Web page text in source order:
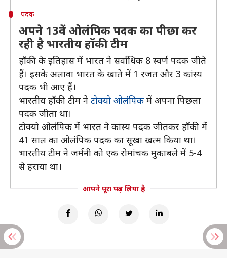
पदक
अपने 13वें ओलंपिक पदक का पीछा कर
रही है भारतीय हॉकी टीम
हॉकी के इतिहास में भारत ने सर्वाधिक 8 स्वर्ण पदक जीते
हैं। इसके अलावा भारत के खाते में 1 रजत और 3 कांस्य
पदक भी आए हैं।
भारतीय हॉकी टीम ने टोक्यो ओलंपिक में अपना पिछला
पदक जीता था।
टोक्यो ओलंपिक में भारत ने कांस्य पदक जीतकर हॉकी में
41 साल का ओलंपिक पदक का सूखा खत्म किया था।
भारतीय टीम ने जर्मनी को एक रोमांचक मुकाबले में 5-4
से हराया था।
आपने पूरा पढ़ लिया है